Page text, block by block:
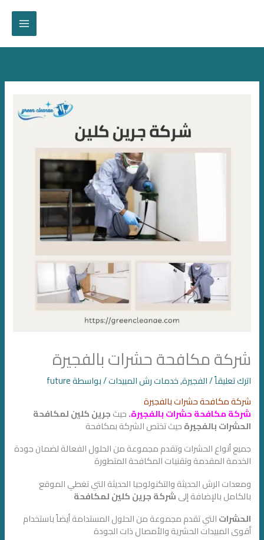
شركة مكافحة حشرات بالفجيرة
اترك تعليقاً/الفجيرة,خدمات رش المبيدات/ بواسطةfuture
شركة مكافحة حشرات بالفجيرة
شركة مكافحة حشرات بالفجيرة.حيثجرين كلين لمكافحة
الحشرات بالفجيرةحيث تختص الشركة بمكافحة
جميع أنواع الحشرات وتقدم مجموعة من الحلول الفعالة لضمان جودة
الخدمة المقدمة وتقنيات المكافحة المتطورة
ومعدات الرش الحديثة والتكنولوجيا الحديثة التي تغطي الموقع
بالكامل بالإضافة إلىشركة جرين كلين لمكافحة
الحشراتالتي تقدم مجموعة من الحلول المستدامة أيضاً باستخدام
أقوى المبيدات الحشرية والأمصال ذات الجودة